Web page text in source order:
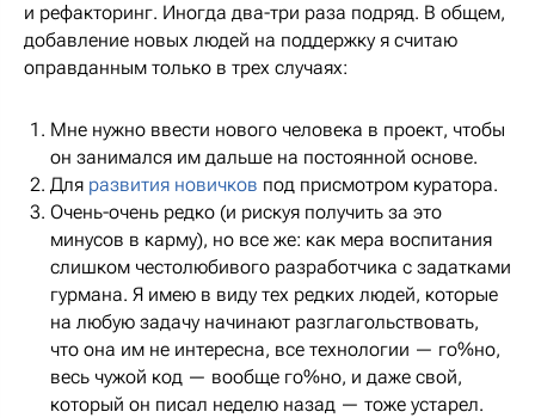
и рефакторинг. Иногда два-три раза подряд. В общем,
добавление новых людей на поддержку я считаю
оправданным только в трех случаях:
Мне нужно ввести нового человека в проект, чтобы
он занимался им дальше на постоянной основе.
Для развития новичков под присмотром куратора.
Очень-очень редко (и рискуя получить за это
минусов в карму), но все же: как мера воспитания
слишком честолюбивого разработчика с задатками
гурмана. Я имею в виду тех редких людей, которые
на любую задачу начинают разглагольствовать,
что она им не интересна, все технологии — го%но,
весь чужой код — вообще го%но, и даже свой,
который он писал неделю назад — тоже устарел.